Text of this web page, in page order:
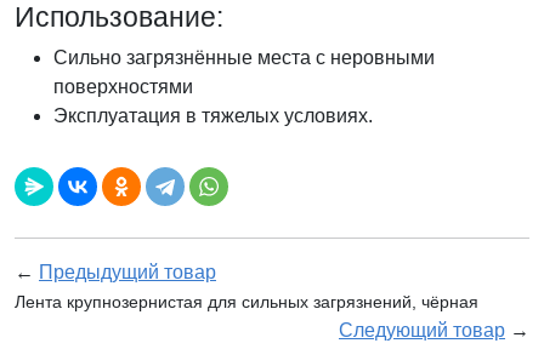
Использование:
Сильно загрязнённые места с неровными
поверхностями
Эксплуатация в тяжелых условиях.
← Предыдущий товар
Лента крупнозернистая для сильных загрязнений, чёрная
Следующий товар →